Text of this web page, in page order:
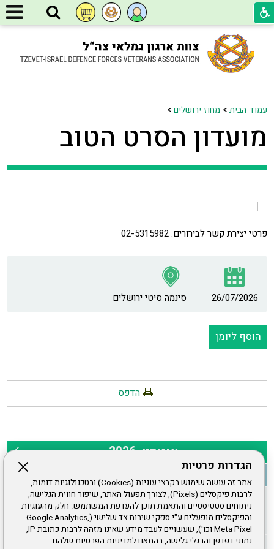
הגדרות פרטיות
אתר זה עושה שימוש בקבצי עוגיות (Cookies) ובטכנולוגיות דומות,
לרבות פיקסלים (Pixels), לצורך תפעול האתר, שיפור חווית הגלישה,
ניתוחים סטטיסטיים והתאמת תוכן להעדפת המשתמש. חלק מהעוגיות
והפיקסלים מופעלים ע"י ספקי שירות צד שלישי (Google Analytics,
Meta Pixel וכו'), שעשויים לעבד מידע שאינו מזהה לרבות כתובת IP,
נתוני דפדפן והרגלי גלישה, בהתאם למדיניות הפרטיות שלהם.
עמוד הבית> מחוז ירושלים>
מועדון הסרט הטוב
פרטי יצירת קשר לבירורים: 02-5315982
26/07/2026 סינמה סיטי ירושלים
הוסף ליומן
הדפס